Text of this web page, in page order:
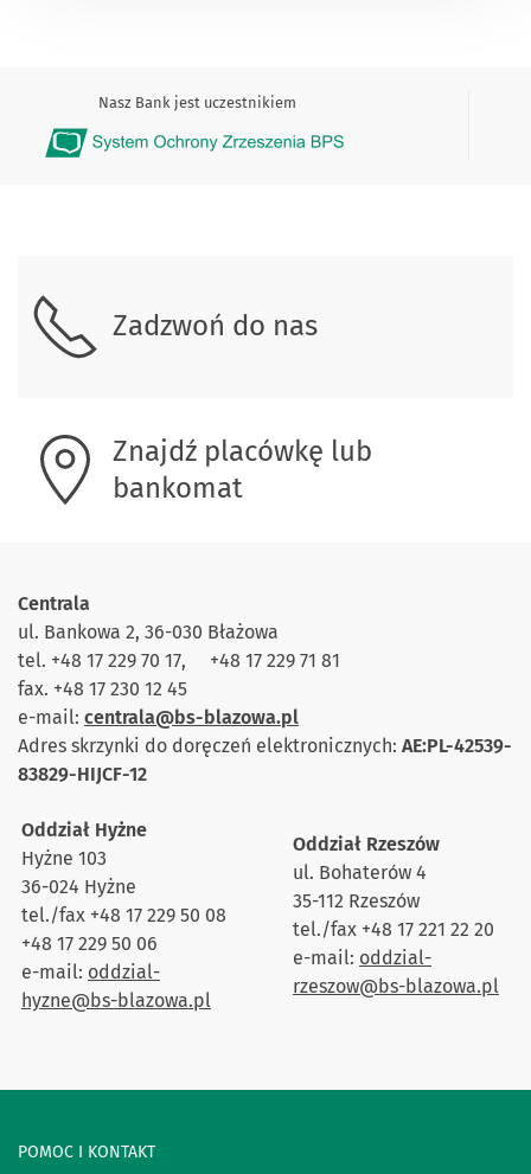
Nasz Bank jest uczestnikiem
Zadzwoń do nas
Znajdź placówkę lub
bankomat
Centrala
ul. Bankowa 2, 36-030 Błażowa
tel. +48 17 229 70 17, +48 17 229 71 81
fax. +48 17 230 12 45
e-mail: centrala@bs-blazowa.pl
Adres skrzynki do doręczeń elektronicznych: AE:PL-42539-
83829-HIJCF-12
Oddział Hyżne
Hyżne 103
36-024 Hyżne
tel./fax +48 17 229 50 08
+48 17 229 50 06
e-mail: oddzial-
hyzne@bs-blazowa.pl
Oddział Rzeszów
ul. Bohaterów 4
35-112 Rzeszów
tel./fax +48 17 221 22 20
e-mail: oddzial-
rzeszow@bs-blazowa.pl
POMOC I KONTAKT